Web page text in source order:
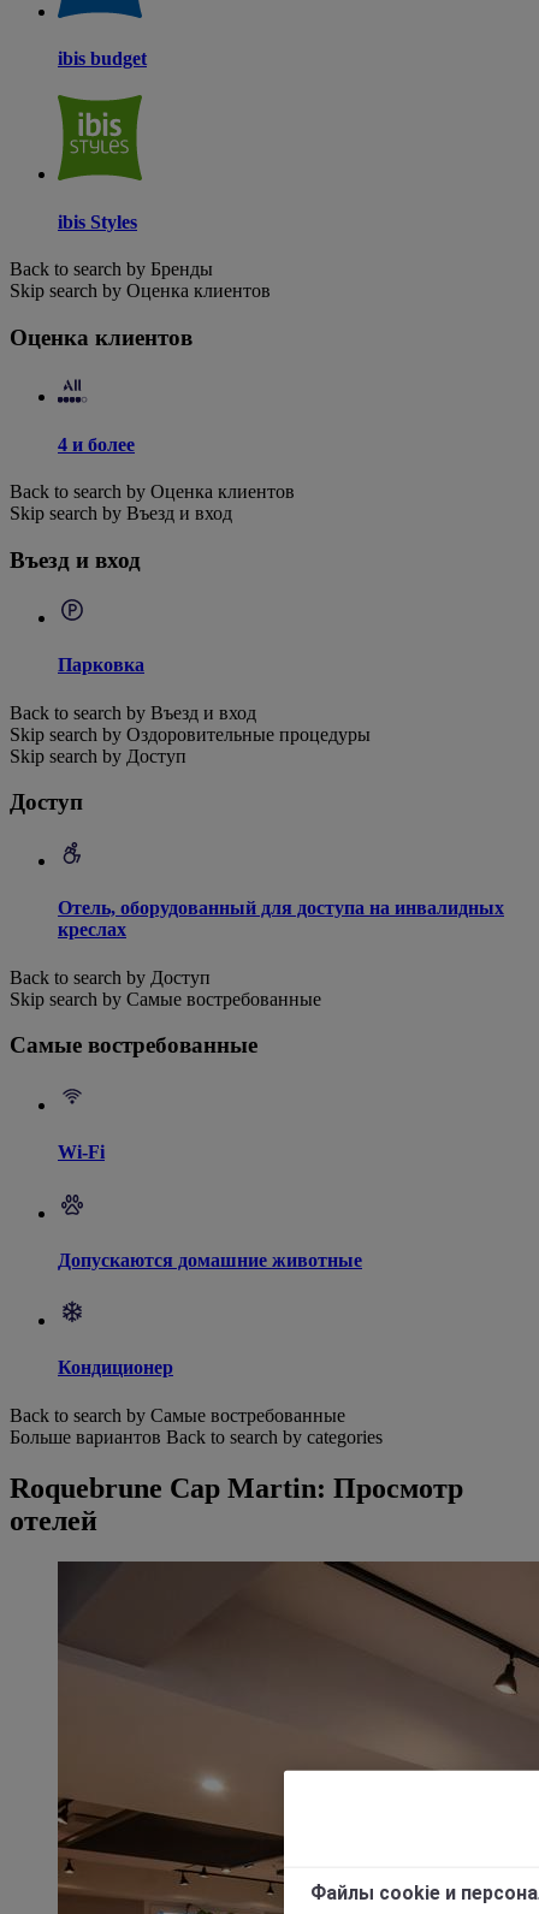
ibis budget
ibis Styles
Back to search by Бренды
Skip search by Оценка клиентов
Оценка клиентов
4 и более
Back to search by Оценка клиентов
Skip search by Въезд и вход
Въезд и вход
Парковка
Back to search by Въезд и вход
Skip search by Оздоровительные процедуры
Skip search by Доступ
Доступ
Отель, оборудованный для доступа на инвалидных
креслах
Back to search by Доступ
Skip search by Самые востребованные
Самые востребованные
Wi-Fi
Допускаются домашние животные
Кондиционер
Back to search by Самые востребованные
Больше вариантов Back to search by categories
Roquebrune Cap Martin: Просмотр
отелей
Файлы cookie и